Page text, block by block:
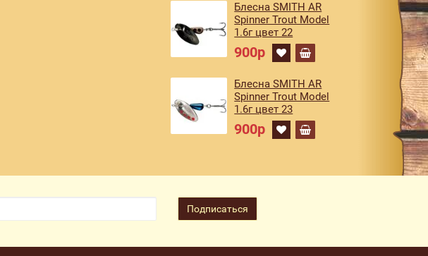
Блесна SMITH AR
Spinner Trout Model
1.6г цвет 22
900р
Блесна SMITH AR
Spinner Trout Model
1.6г цвет 23
900р
Подписаться